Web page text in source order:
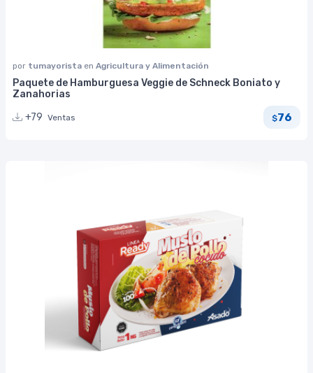
por tumayorista en Agricultura y Alimentación
Paquete de Hamburguesa Veggie de Schneck Boniato y
Zanahorias
+79 Ventas $76